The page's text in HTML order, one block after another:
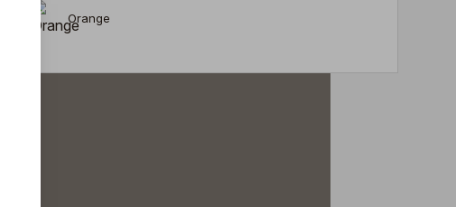
Orange